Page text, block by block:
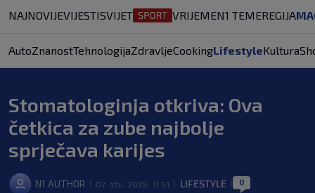
NAJNOVIJEVIJESTISVIJET VRIJEMEN1 TEMEREGIJA
AutoZnanostTehnologijaZdravljeCookingLifestyleKultura
Stomatologinja otkriva: Ova
četkica za zube najbolje
sprječava karijes
N1 AUTHOR 07. ožu. 2025. 11:51 LIFESTYLE 0